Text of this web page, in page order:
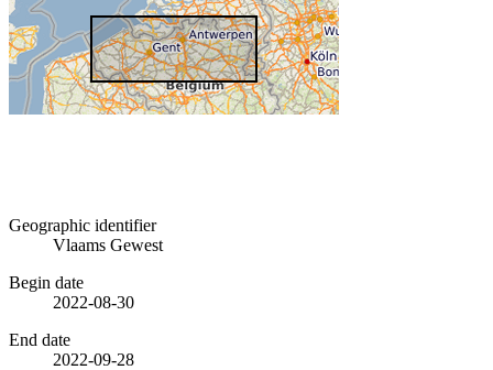
Geographic identifier
Vlaams Gewest
Begin date
2022-08-30
End date
2022-09-28